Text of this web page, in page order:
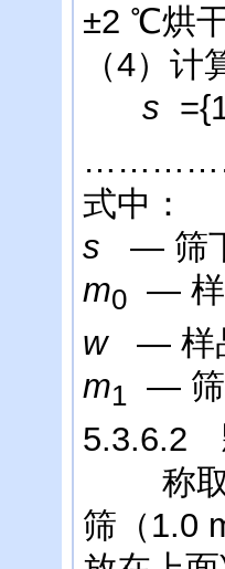
±2 ℃烘
（4）计
s
式中：
s
— 筛
m0
—
w— 样
m1
—
5.3.6.2
称取样
筛（1.0